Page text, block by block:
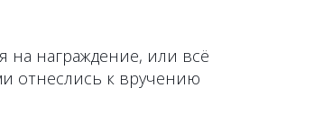
на награждение, или всё
отнеслись к вручению